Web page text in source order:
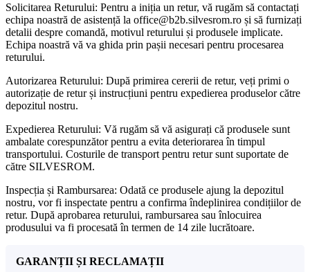
Solicitarea Returului: Pentru a iniția un retur, vă rugăm să contactați
echipa noastră de asistență la office@b2b.silvesrom.ro și să furnizați
detalii despre comandă, motivul returului și produsele implicate.
Echipa noastră vă va ghida prin pașii necesari pentru procesarea
returului.
Autorizarea Returului: După primirea cererii de retur, veți primi o
autorizație de retur și instrucțiuni pentru expedierea produselor către
depozitul nostru.
Expedierea Returului: Vă rugăm să vă asigurați că produsele sunt
ambalate corespunzător pentru a evita deteriorarea în timpul
transportului. Costurile de transport pentru retur sunt suportate de
către SILVESROM.
Inspecția și Rambursarea: Odată ce produsele ajung la depozitul
nostru, vor fi inspectate pentru a confirma îndeplinirea condițiilor de
retur. După aprobarea returului, rambursarea sau înlocuirea
produsului va fi procesată în termen de 14 zile lucrătoare.
GARANȚII ȘI RECLAMAȚII